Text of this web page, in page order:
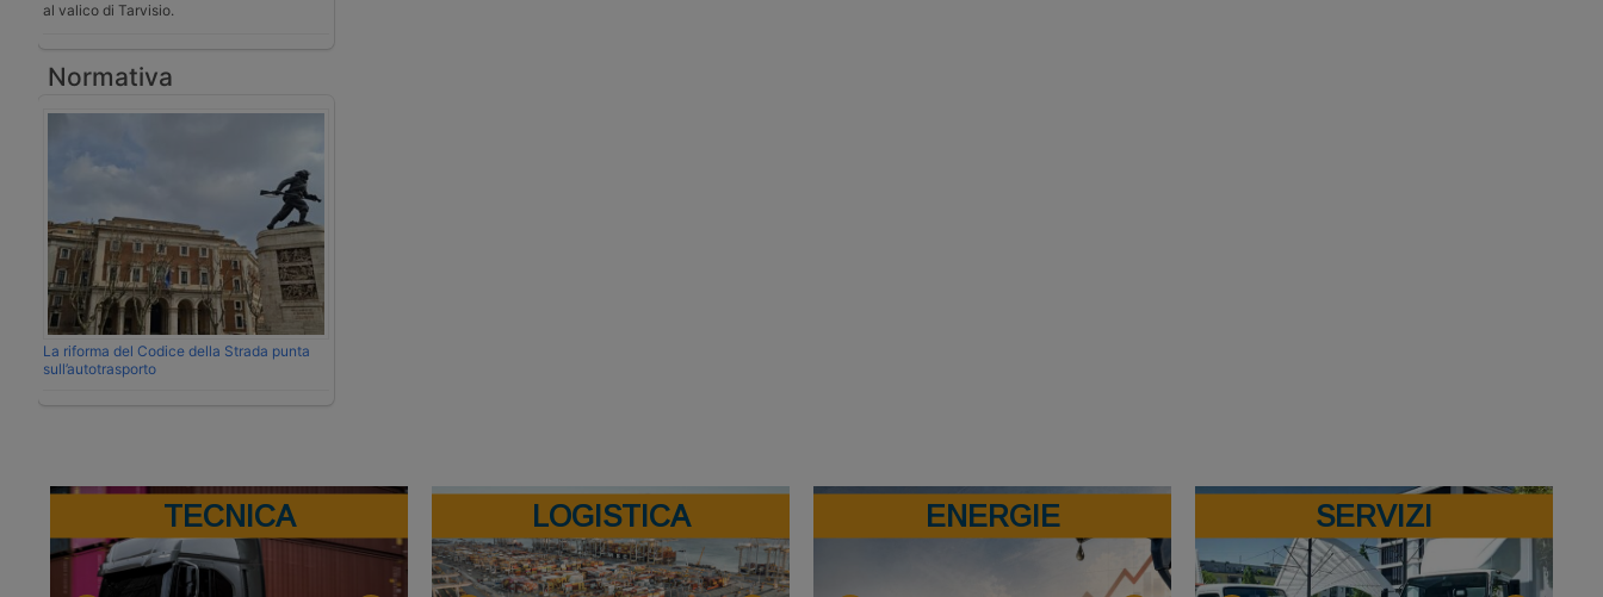
al valico di Tarvisio.
Normativa
La riforma del Codice della Strada punta
sull’autotrasporto
TECNICA LOGISTICA ENERGIE SERVIZI